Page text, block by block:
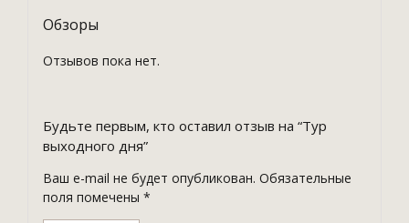
Обзоры
Отзывов пока нет.
Будьте первым, кто оставил отзыв на “Тур
выходного дня”
Ваш e-mail не будет опубликован. Обязательные
поля помечены *